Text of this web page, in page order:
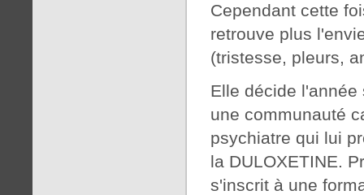
Cependant cette
retrouve plus
(tristesse, pleurs,
Elle décide
une communauté
psychiatre qui lui
la DULOXETINE.
s'inscrit à une